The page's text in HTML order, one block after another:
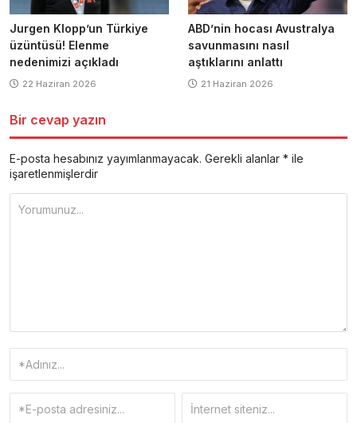
Jurgen Klopp’un Türkiye
üzüntüsü! Elenme
nedenimizi açıkladı
22 Haziran 2026
ABD’nin hocası Avustralya
savunmasını nasıl
aştıklarını anlattı
21 Haziran 2026
Bir cevap yazın
E-posta hesabınız yayımlanmayacak. Gerekli alanlar * ile
işaretlenmişlerdir